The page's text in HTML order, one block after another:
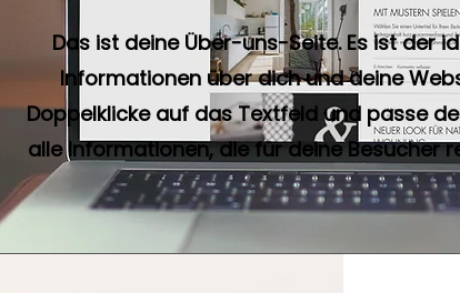
Das ist deine Über-uns-Seite. Es ist der
Informationen über dich und deine
Doppelklicke auf das Textfeld und passe
alle Informationen, die für deine Besucher